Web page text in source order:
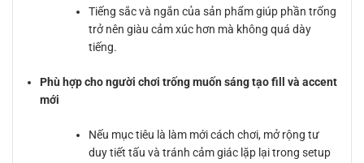
Tiếng sắc và ngắn của sản phẩm giúp phần trống
trở nên giàu cảm xúc hơn mà không quá dày
tiếng.
Phù hợp cho người chơi trống muốn sáng tạo fill và accent
mới
Nếu mục tiêu là làm mới cách chơi, mở rộng tư
duy tiết tấu và tránh cảm giác lặp lại trong setup